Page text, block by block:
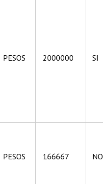
PESOS 2000000 SI
PESOS 166667 NO